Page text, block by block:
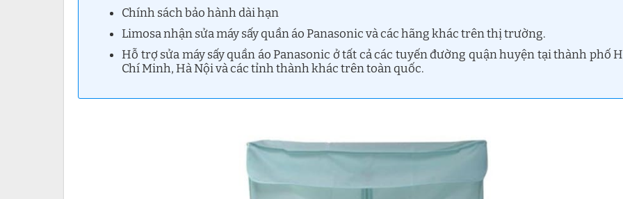
Chính sách bảo hành dài hạn
Limosa nhận sửa máy sấy quần áo Panasonic và các hãng khác trên thị trường.
Hỗ trợ sửa máy sấy quần áo Panasonic ở tất cả các tuyến đường quận huyện tại thành phố
Chí Minh, Hà Nội và các tỉnh thành khác trên toàn quốc.